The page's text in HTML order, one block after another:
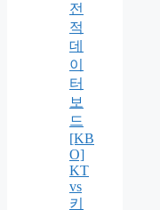
전
적
데
이
터
보
드
[KB
O]
KT
vs
키